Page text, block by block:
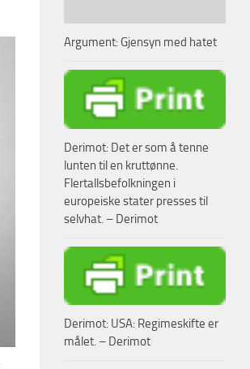
Argument: Gjensyn med hatet
Derimot: Det er som å tenne
lunten til en kruttønne.
Flertallsbefolkningen i
europeiske stater presses til
selvhat. – Derimot
Derimot: USA: Regimeskifte er
målet. – Derimot